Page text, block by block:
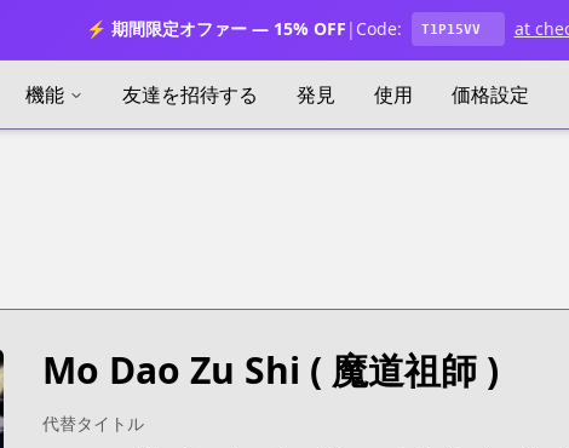
⚡ 期間限定オファー — 15% OFF | Code: T1P15VV at
機能 友達を招待する 発見 使用 価格設定
Mo Dao Zu Shi ( 魔道祖師 )
代替タイトル